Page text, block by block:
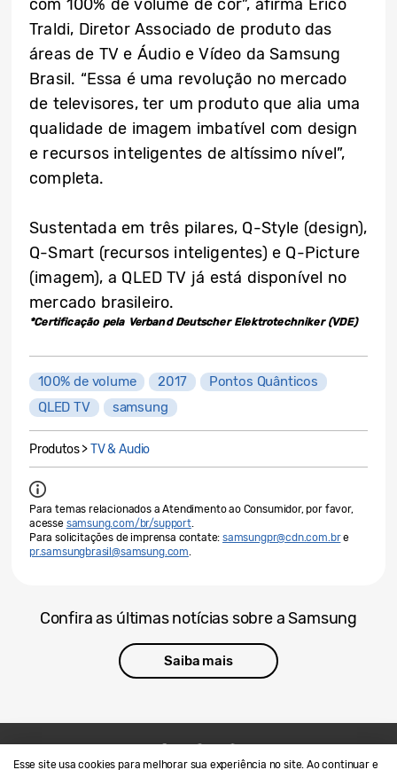
Esse site usa cookies para melhorar sua experiência no site. Ao continuar e
com 100% de volume de cor”, afirma Erico
Traldi, Diretor Associado de produto das
áreas de TV e Áudio e Vídeo da Samsung
Brasil. “Essa é uma revolução no mercado
de televisores, ter um produto que alia uma
qualidade de imagem imbatível com design
e recursos inteligentes de altíssimo nível”,
completa.
Sustentada em três pilares, Q-Style (design),
Q-Smart (recursos inteligentes) e Q-Picture
(imagem), a QLED TV já está disponível no
mercado brasileiro.
*Certificação pela Verband Deutscher Elektrotechniker (VDE)
100% de volume 2017
Pontos Quânticos
QLED TV
samsung
Produtos >TV & Audio
Para temas relacionados a Atendimento ao Consumidor, por favor,
acesse samsung.com/br/support.
Para solicitações de imprensa contate: samsungpr@cdn.com.bre
pr.samsungbrasil@samsung.com.
Confira as últimas notícias sobre a Samsung
Saiba mais